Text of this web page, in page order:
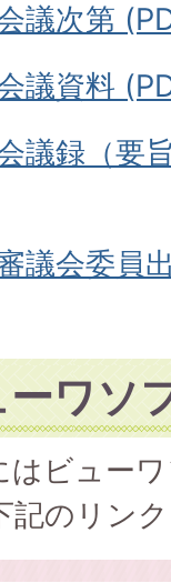
議次第
議資料
議録（要
議会委員
ワソ
ビュー
記のリン